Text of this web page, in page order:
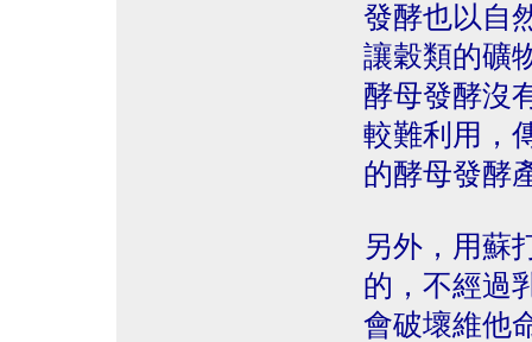
發酵也以自
讓穀類的礦
酵母發酵沒
較難利用，
的酵母發酵
另外，用蘇
的，不經過
會破壞維他